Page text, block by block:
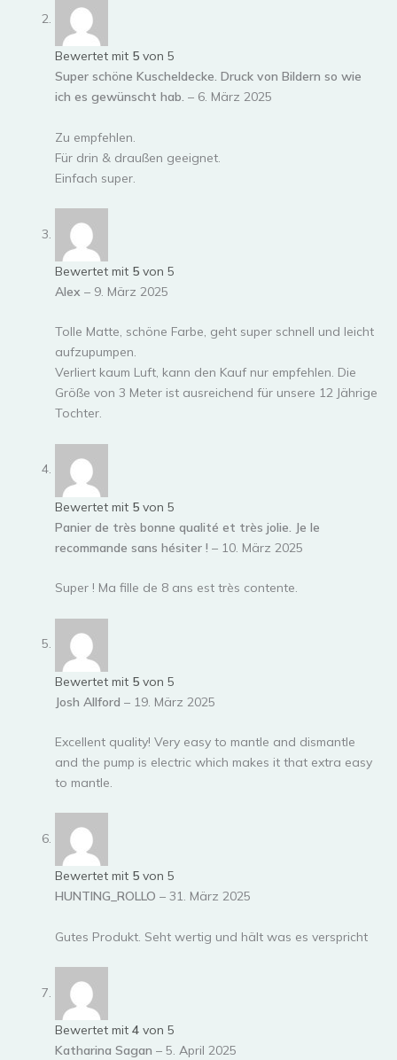
Bewertet mit 5 von 5
Super schöne Kuscheldecke. Druck von Bildern so wie
ich es gewünscht hab. – 6. März 2025
Zu empfehlen.
Für drin & draußen geeignet.
Einfach super.
Bewertet mit 5 von 5
Alex – 9. März 2025
Tolle Matte, schöne Farbe, geht super schnell und leicht
aufzupumpen.
Verliert kaum Luft, kann den Kauf nur empfehlen. Die
Größe von 3 Meter ist ausreichend für unsere 12 Jährige
Tochter.
Bewertet mit 5 von 5
Panier de très bonne qualité et très jolie. Je le
recommande sans hésiter ! – 10. März 2025
Super ! Ma fille de 8 ans est très contente.
Bewertet mit 5 von 5
Josh Allford – 19. März 2025
Excellent quality! Very easy to mantle and dismantle
and the pump is electric which makes it that extra easy
to mantle.
Bewertet mit 5 von 5
HUNTING_ROLLO – 31. März 2025
Gutes Produkt. Seht wertig und hält was es verspricht
Bewertet mit 4 von 5
Katharina Sagan – 5. April 2025